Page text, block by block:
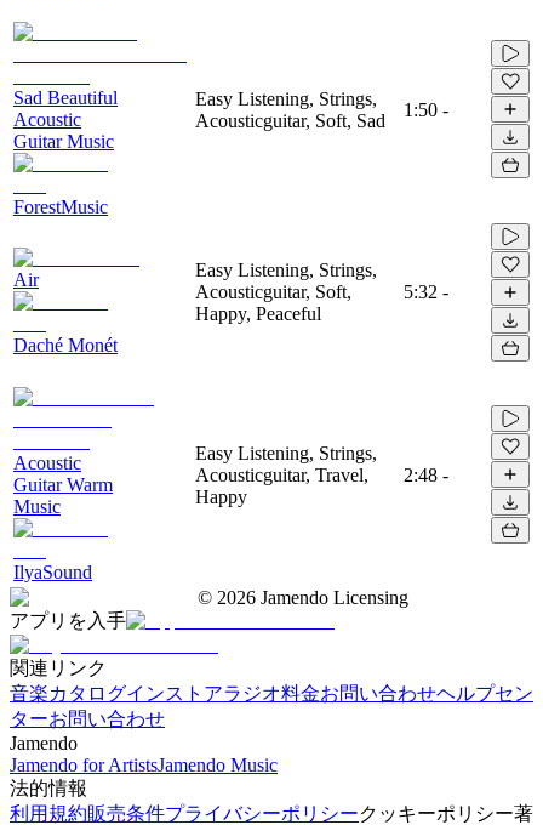
Sad Beautiful
Acoustic
Guitar Music
ForestMusic
Easy Listening, Strings,
Acousticguitar, Soft, Sad
1:50 -
Air
Daché Monét
Easy Listening, Strings,
Acousticguitar, Soft,
Happy, Peaceful
5:32 -
Acoustic
Guitar Warm
Music
IlyaSound
Easy Listening, Strings,
Acousticguitar, Travel,
Happy
2:48 -
© 2026 Jamendo Licensing
アプリを入手
関連リンク
音楽カタログインストアラジオ料金お問い合わせヘルプセン
ターお問い合わせ
Jamendo
Jamendo for ArtistsJamendo Music
法的情報
利用規約販売条件プライバシーポリシークッキーポリシー著